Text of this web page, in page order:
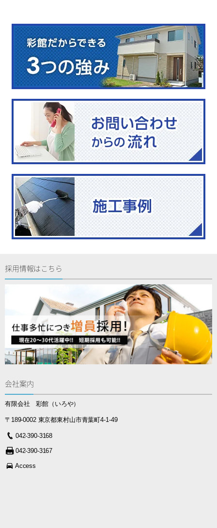
採用情報はこちら
会社案内
有限会社 彩館（いろや）
〒189-0002 東京都東村山市青葉町4-1-49
042-390-3168
042-390-3167
Access